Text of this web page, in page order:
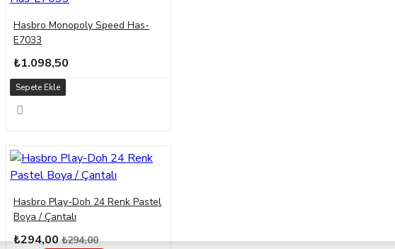
Hasbro Monopoly Speed Has-
E7033
₺1.098,50
Sepete Ekle
Hasbro Play-Doh 24 Renk Pastel
Boya / Çantalı
₺294,00 ₺294,00